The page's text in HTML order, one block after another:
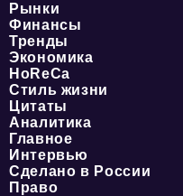
Рынки
Финансы
Тренды
Экономика
HoReCa
Стиль жизни
Цитаты
Аналитика
Главное
Интервью
Сделано в России
Право